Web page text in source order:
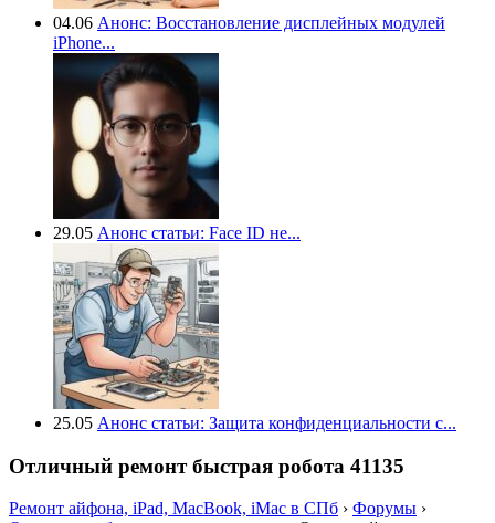
04.06 Анонс: Восстановление дисплейных модулей
iPhone...
29.05 Анонс статьи: Face ID не...
25.05 Анонс статьи: Защита конфиденциальности с...
Отличный ремонт быстрая робота 41135
Ремонт айфона, iPad, MacBook, iMac в СПб › Форумы ›